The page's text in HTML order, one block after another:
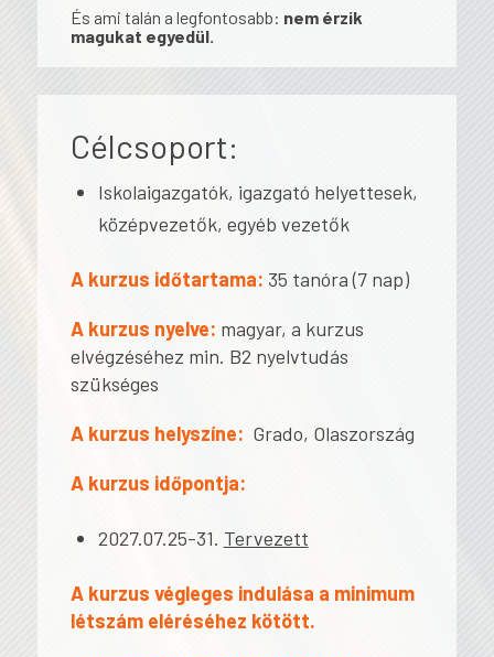
És ami talán a legfontosabb: nem érzik
magukat egyedül.
Célcsoport:
Iskolaigazgatók, igazgató helyettesek,
középvezetők, egyéb vezetők
A kurzus időtartama: 35 tanóra (7 nap)
A kurzus nyelve: magyar, a kurzus
elvégzéséhez min. B2 nyelvtudás
szükséges
A kurzus helyszíne: Grado, Olaszország
A kurzus időpontja:
2027.07.25-31. Tervezett
A kurzus végleges indulása a minimum
létszám eléréséhez kötött.